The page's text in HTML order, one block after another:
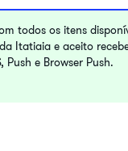
todos os itens
da Itatiaia e aceito
Push e Browser Push.